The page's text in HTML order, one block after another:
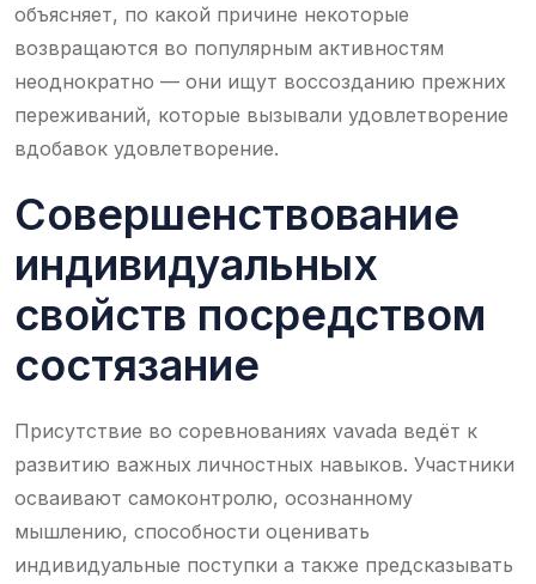
объясняет, по какой причине некоторые
возвращаются во популярным активностям
неоднократно — они ищут воссозданию прежних
переживаний, которые вызывали удовлетворение
вдобавок удовлетворение.
Совершенствование
индивидуальных
свойств посредством
состязание
Присутствие во соревнованиях vavada ведёт к
развитию важных личностных навыков. Участники
осваивают самоконтролю, осознанному
мышлению, способности оценивать
индивидуальные поступки а также предсказывать